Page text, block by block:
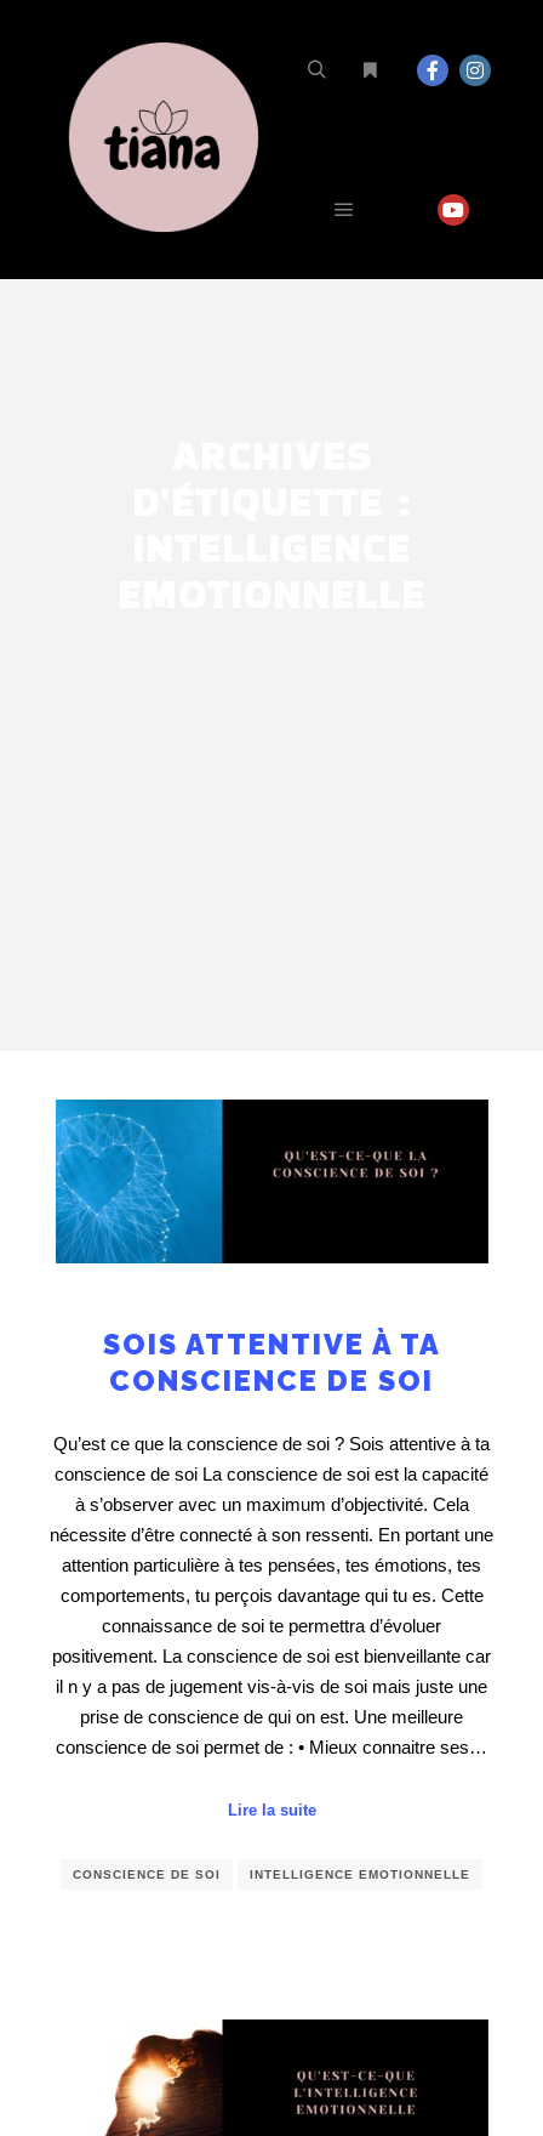
SOIS ATTENTIVE À TA
CONSCIENCE DE SOI
Qu’est ce que la conscience de soi ? Sois attentive à ta
conscience de soi La conscience de soi est la capacité
à s’observer avec un maximum d’objectivité. Cela
nécessite d’être connecté à son ressenti. En portant une
attention particulière à tes pensées, tes émotions, tes
comportements, tu perçois davantage qui tu es. Cette
connaissance de soi te permettra d’évoluer
positivement. La conscience de soi est bienveillante car
il n y a pas de jugement vis-à-vis de soi mais juste une
prise de conscience de qui on est. Une meilleure
conscience de soi permet de : • Mieux connaitre ses…
Lire la suite
CONSCIENCE DE SOI INTELLIGENCE EMOTIONNELLE